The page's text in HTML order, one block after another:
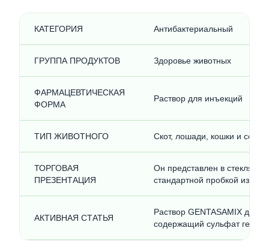
КАТЕГОРИЯ Антибактериальный
ГРУППА ПРОДУКТОВ Здоровье животных
ФАРМАЦЕВТИЧЕСКАЯ
ФОРМА
Раствор для инъекций
ТИП ЖИВОТНОГО Скот, лошади, кошки и
ТОРГОВАЯ
ПРЕЗЕНТАЦИЯ
Он представлен в
стандартной пробкой из
АКТИВНАЯ СТАТЬЯ
Раствор GENTASAMIX для
содержащий сульфат